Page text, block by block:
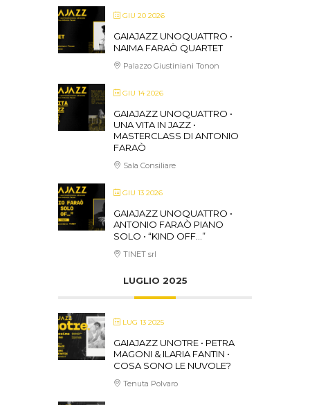
GIU 20 2026
GAIAJAZZ UNOQUATTRO •
NAIMA FARAÒ QUARTET
Palazzo Giustiniani Tonon
GIU 14 2026
GAIAJAZZ UNOQUATTRO •
UNA VITA IN JAZZ •
MASTERCLASS DI ANTONIO
FARAÒ
Sala Consiliare
GIU 13 2026
GAIAJAZZ UNOQUATTRO •
ANTONIO FARAÒ PIANO
SOLO • “KIND OFF…”
TINET srl
LUGLIO 2025
LUG 13 2025
GAIAJAZZ UNOTRE • PETRA
MAGONI & ILARIA FANTIN •
COSA SONO LE NUVOLE?
Tenuta Polvaro